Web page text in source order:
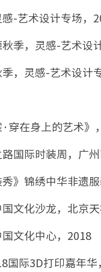
-艺术设计专场，
季，灵感-艺术设
，灵感-艺术设计
在身上的艺术》
国际时装周，广
》锦绣中华非遗
文化沙龙，北京
文化中心，2018
国际3D打印嘉年